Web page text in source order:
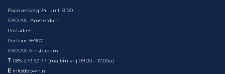
Papaverweg 34 unit B100
1040 AX Amsterdam
Postadres:
Postbus 56907
1040 AX Amsterdam
T 085-273 52 77 (ma t/m vrij 09.00 – 17.00u)
E info@sbwh.nl